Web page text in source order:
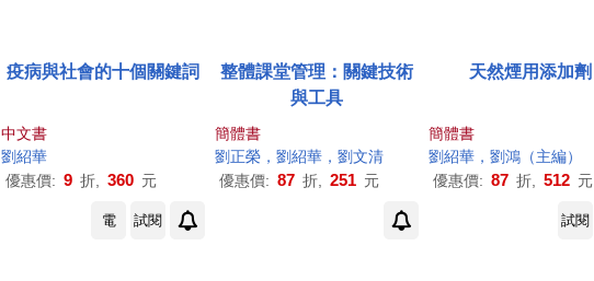
疫病與社會的十個關鍵詞
中文書
劉紹華
優惠價: 9 折, 360 元
整體課堂管理：關鍵技術
與工具
簡體書
劉正榮，劉紹華 ，劉文清
優惠價: 87 折, 251 元
天然煙用添加劑
簡體書
劉紹華，劉鴻（主編）
優惠價: 87 折, 512 元
電 試閱 試閱